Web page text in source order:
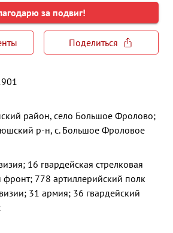
за подвиг!
Поделиться
район, село Большое Фролово;
р-н, с. Большое Фроловое
16 гвардейская стрелковая
778 артиллерийский полк
31 армия; 36 гвардейский